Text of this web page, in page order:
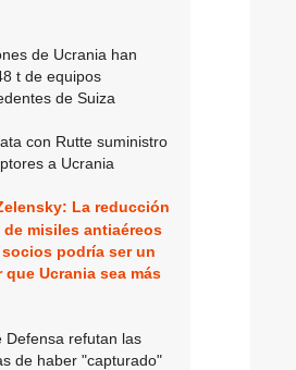
de Ucrania han
t de equipos
de Suiza
con Rutte suministro
a Ucrania
La reducción
misiles antiaéreos
podría ser un
Ucrania sea más
Defensa refutan las
de haber "capturado"